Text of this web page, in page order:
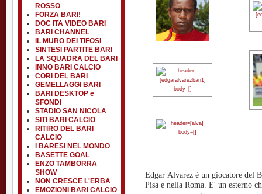
ROSSO
FORZA BARI!
DOC ITA VIDEO BARI
BARI CHANNEL
IL MURO DEI TIFOSI
SINTESI PARTITE BARI
LA SQUADRA DEL BARI
INNO BARI CALCIO
CORI DEL BARI
GEMELLAGGI BARI
BARI DESKTOP e
SFONDI
STADIO SAN NICOLA
SITI BARI CALCIO
RITIRO DEL BARI
CALCIO
I BARESI NEL MONDO
BASETTE GOAL
ENZO TAMBORRA
SHOW
NON CRESCE L'ERBA
EMOZIONI BARI CALCIO
Edgar Alvarez è un giocatore del
Pisa e nella Roma. E' un esterno